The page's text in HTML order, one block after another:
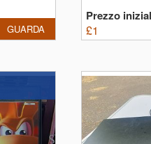
GUARDA
Prezzo
£1